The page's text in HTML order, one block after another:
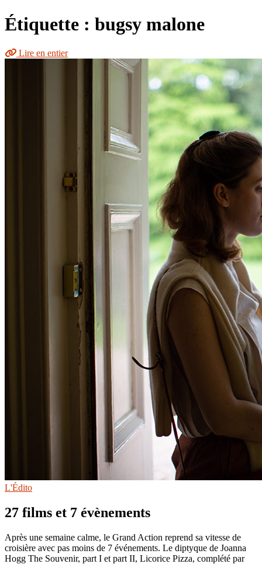
Étiquette : bugsy malone
Lire en entier
L'Édito
27 films et 7 évènements
Après une semaine calme, le Grand Action reprend sa vitesse de
croisière avec pas moins de 7 événements. Le diptyque de Joanna
Hogg The Souvenir, part I et part II, Licorice Pizza, complété par